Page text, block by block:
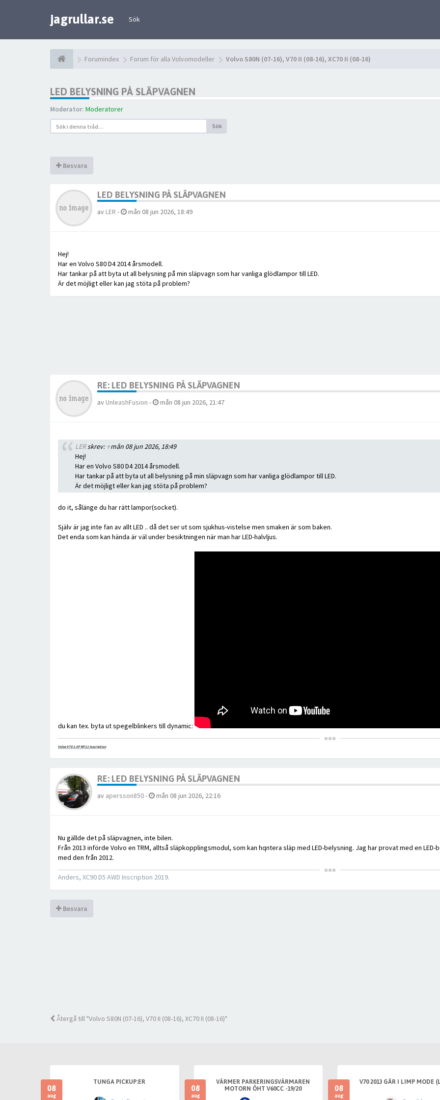
jagrullar.se Sök
Forumindex Forum för alla Volvomodeller Volvo S80N (07-16), V70 II (08-16), XC70 II (08-16)
LED BELYSNING PÅ SLÄPVAGNEN
Moderator: Moderatorer
Sök
Besvara
LED BELYSNING PÅ SLÄPVAGNEN
av LER - mån 08 jun 2026, 18:49
Hej!
Har en Volvo S80 D4 2014 årsmodell.
Har tankar på att byta ut all belysning på min släpvagn som har vanliga glödlampor till LED.
Är det möjligt eller kan jag stöta på problem?
RE: LED BELYSNING PÅ SLÄPVAGNEN
av UnleashFusion - mån 08 jun 2026, 21:47
LERskrev:↑mån 08 jun 2026, 18:49
Hej!
Har en Volvo S80 D4 2014 årsmodell.
Har tankar på att byta ut all belysning på min släpvagn som har vanliga glödlampor till LED.
Är det möjligt eller kan jag stöta på problem?
do it, sålänge du har rätt lampor(socket).
Själv är jag inte fan av allt LED .. då det ser ut som sjukhus-vistelse men smaken är som baken.
Det enda som kan hända är väl under besiktningen när man har LED-halvljus.
du kan tex. byta ut spegelblinkers till dynamic:
Volvo V70 2.0F MY11 Inscription
RE: LED BELYSNING PÅ SLÄPVAGNEN
av apersson850- mån 08 jun 2026, 22:16
Nu gällde det på släpvagnen, inte bilen.
Från 2013 införde Volvo en TRM, alltså släpkopplingsmodul, som kan hqntera släp med LED-belysning. Jag har provat med en
med den från 2012.
Anders, XC90 D5 AWD Inscription 2019.
Besvara
Återgå till "Volvo S80N (07-16), V70 II (08-16), XC70 II (08-16)"
08
aug
TUNGA PICKUP:ER
08
aug
VÄRMER PARKERINGSVÄRMAREN
MOTORN ÖHT V60CC -19/20
08
aug
V70 2013 GÅR I LIMP MODE